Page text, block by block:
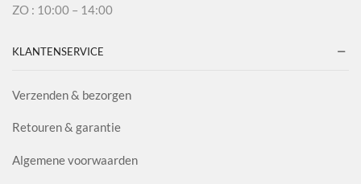
ZO : 10:00 – 14:00
KLANTENSERVICE
Verzenden & bezorgen
Retouren & garantie
Algemene voorwaarden